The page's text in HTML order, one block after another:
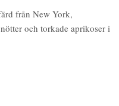
från New York,
och torkade aprikoser i